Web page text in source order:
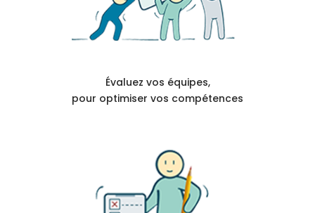
Évaluez vos équipes,
pour optimiser vos compétences